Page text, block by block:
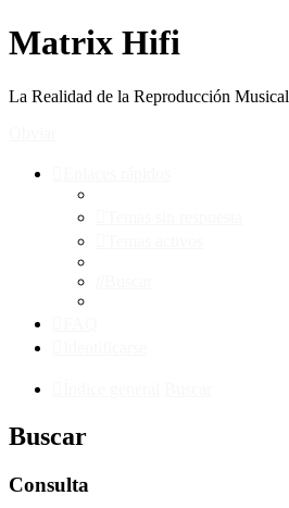
Matrix Hifi
La Realidad de la Reproducción Musical
Buscar
Consulta